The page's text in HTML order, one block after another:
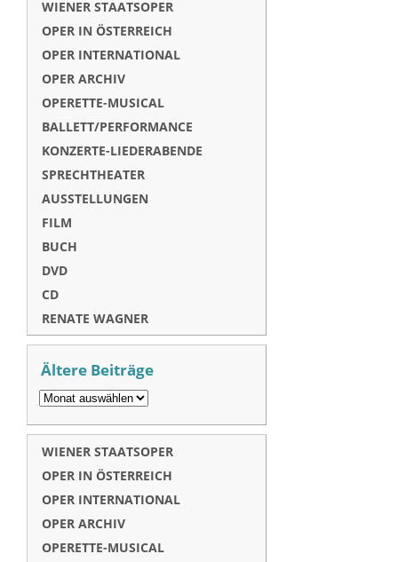
WIENER STAATSOPER
OPER IN ÖSTERREICH
OPER INTERNATIONAL
OPER ARCHIV
OPERETTE-MUSICAL
BALLETT/PERFORMANCE
KONZERTE-LIEDERABENDE
SPRECHTHEATER
AUSSTELLUNGEN
FILM
BUCH
DVD
CD
RENATE WAGNER
Ältere Beiträge
WIENER STAATSOPER
OPER IN ÖSTERREICH
OPER INTERNATIONAL
OPER ARCHIV
OPERETTE-MUSICAL